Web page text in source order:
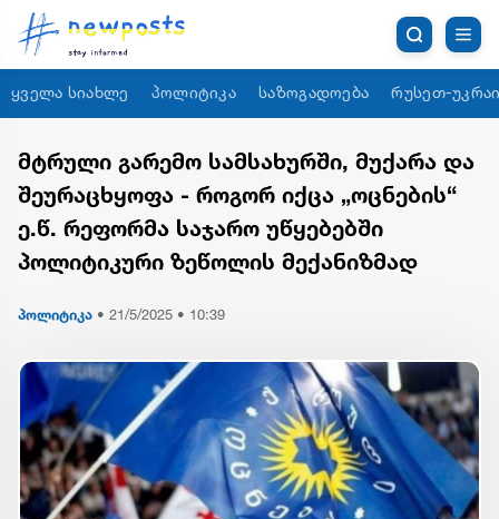
ყველა სიახლე პოლიტიკა საზოგადოება რუსეთ-
მტრული გარემო სამსახურში, მუქარა და
შეურაცხყოფა - როგორ იქცა „ოცნების“
ე.წ. რეფორმა საჯარო უწყებებში
პოლიტიკური ზეწოლის მექანიზმად
პოლიტიკა • 21/5/2025 • 10:39